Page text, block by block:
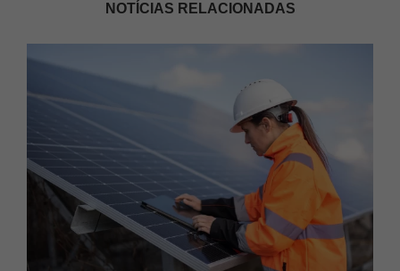
NOTÍCIAS RELACIONADAS